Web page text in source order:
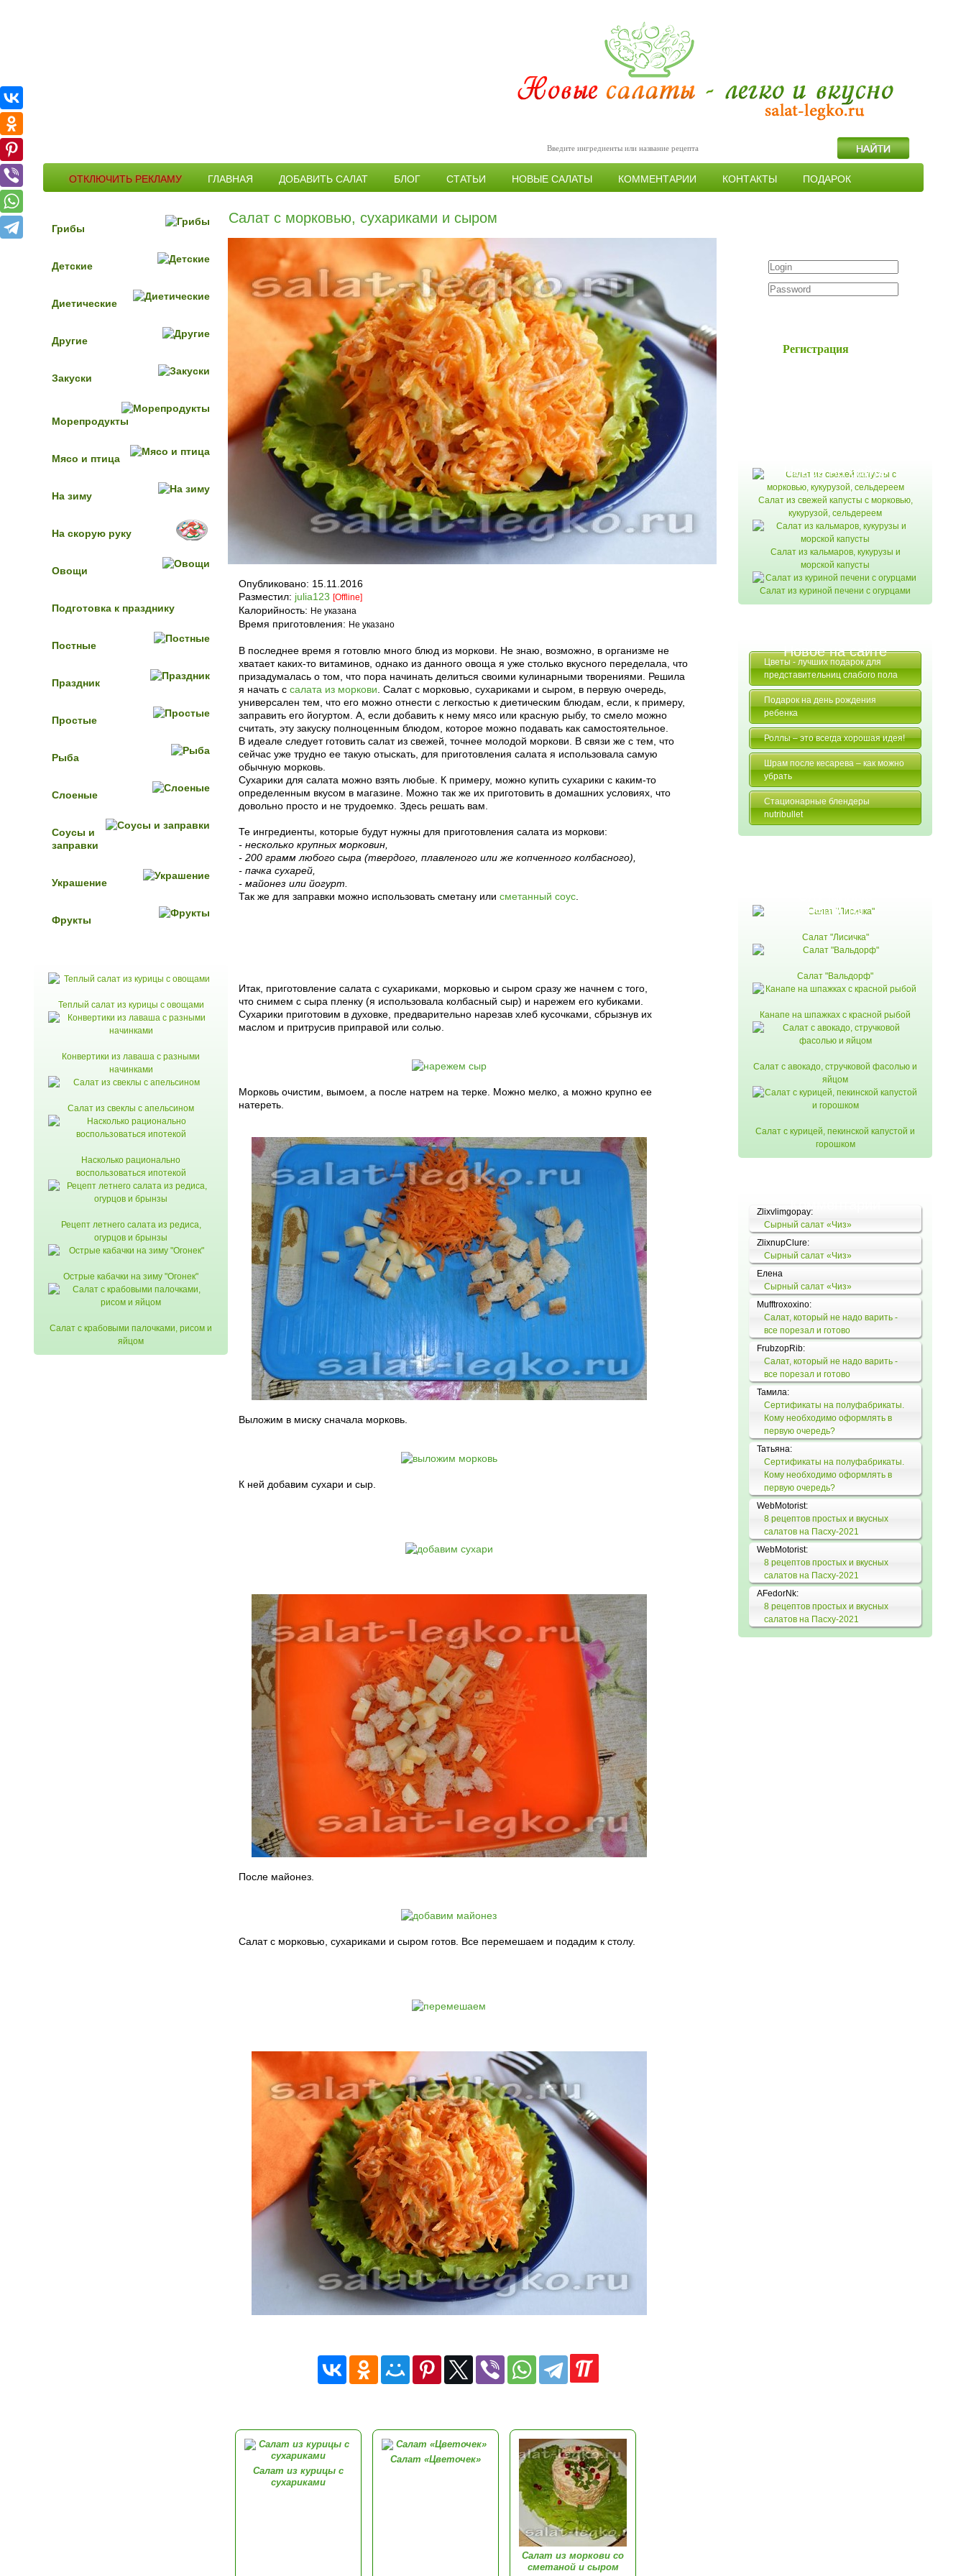
ОТКЛЮЧИТЬ РЕКЛАМУ ГЛАВНАЯ ДОБАВИТЬ САЛАТ БЛОГ СТАТЬИ НОВЫЕ САЛАТЫ КОММЕНТАРИИ КОНТАКТЫ ПОДАРОК
Салат с морковью, сухариками и сыром
Опубликовано: 15.11.2016
Разместил: julia123 [Offline]
Калорийность: Не указана
Время приготовления: Не указано
В последнее время я готовлю много блюд из моркови. Не знаю, возможно, в организме не
хватает каких-то витаминов, однако из данного овоща я уже столько вкусного переделала, что
призадумалась о том, что пора начинать делиться своими кулинарными творениями. Решила
я начать с салата из моркови . Салат с морковью, сухариками и сыром, в первую очередь,
универсален тем, что его можно отнести с легкостью к диетическим блюдам, если, к примеру,
заправить его йогуртом. А, если добавить к нему мясо или красную рыбу, то смело можно
считать, эту закуску полноценным блюдом, которое можно подавать как самостоятельное.
В идеале следует готовить салат из свежей, точнее молодой моркови. В связи же с тем, что
сейчас уже трудно ее такую отыскать, для приготовления салата я использовала самую
обычную морковь.
Сухарики для салата можно взять любые. К примеру, можно купить сухарики с каким-то
определенным вкусом в магазине. Можно так же их приготовить в домашних условиях, что
довольно просто и не трудоемко. Здесь решать вам.
Те ингредиенты, которые будут нужны для приготовления салата из моркови:
- несколько крупных морковин,
- 200 грамм любого сыра (твердого, плавленого или же копченного колбасного),
- пачка сухарей,
- майонез или йогурт.
Так же для заправки можно использовать сметану или сметанный соус
Итак, приготовление салата с сухариками, морковью и сыром сразу же начнем с того,
что снимем с сыра пленку (я использовала колбасный сыр) и нарежем его кубиками.
Сухарики приготовим в духовке, предварительно нарезав хлеб кусочками, сбрызнув их
маслом и притрусив приправой или солью.
Морковь очистим, вымоем, а после натрем на терке. Можно мелко, а можно крупно ее
натереть.
Выложим в миску сначала морковь.
К ней добавим сухари и сыр.
После майонез.
Салат с морковью, сухариками и сыром готов. Все перемешаем и подадим к столу.
Салат из курицы с
сухариками
Салат «Цветочек»
Салат из моркови со
сметаной и сыром
Грибы
Детские
Диетические
Другие
Закуски
Морепродукты
Мясо и птица
На зиму
На скорую руку
Овощи
Подготовка к празднику
Постные
Праздник
Простые
Рыба
Слоеные
Соусы и
заправки
Украшение
Фрукты
Теплый салат из курицы с овощами
Конвертики из лаваша с разными
начинками
Салат из свеклы с апельсином
Насколько рационально
воспользоваться ипотекой
Рецепт летнего салата из редиса,
огурцов и брынзы
Острые кабачки на зиму "Огонек"
Салат с крабовыми палочками, рисом и
яйцом
Регистрация
Новое на сайте
Салат из свежей капусты с морковью,
кукурузой, сельдереем
Салат из кальмаров, кукурузы и
морской капусты
Салат из куриной печени с огурцами
Новое на сайте
Цветы - лучших подарок для
представительниц слабого пола
Подарок на день рождения
ребенка
Роллы – это всегда хорошая идея!
Шрам после кесарева – как можно
убрать
Стационарные блендеры
nutribullet
рецепты
Салат "Лисичка"
Салат "Вальдорф"
Канапе на шпажках с красной рыбой
Салат с авокадо, стручковой фасолью и
яйцом
Салат с курицей, пекинской капустой и
горошком
Zlixvlimgopay:
Сырный салат «Чиз»
ZlixnupClure:
Сырный салат «Чиз»
Елена
Сырный салат «Чиз»
Mufftroxoxino:
Салат, который не надо варить -
все порезал и готово
FrubzopRib:
Салат, который не надо варить -
все порезал и готово
Тамила:
Сертификаты на полуфабрикаты.
Кому необходимо оформлять в
первую очередь?
Татьяна:
Сертификаты на полуфабрикаты.
Кому необходимо оформлять в
первую очередь?
WebMotorist:
8 рецептов простых и вкусных
салатов на Пасху-2021
WebMotorist:
8 рецептов простых и вкусных
салатов на Пасху-2021
AFedorNk:
8 рецептов простых и вкусных
салатов на Пасху-2021